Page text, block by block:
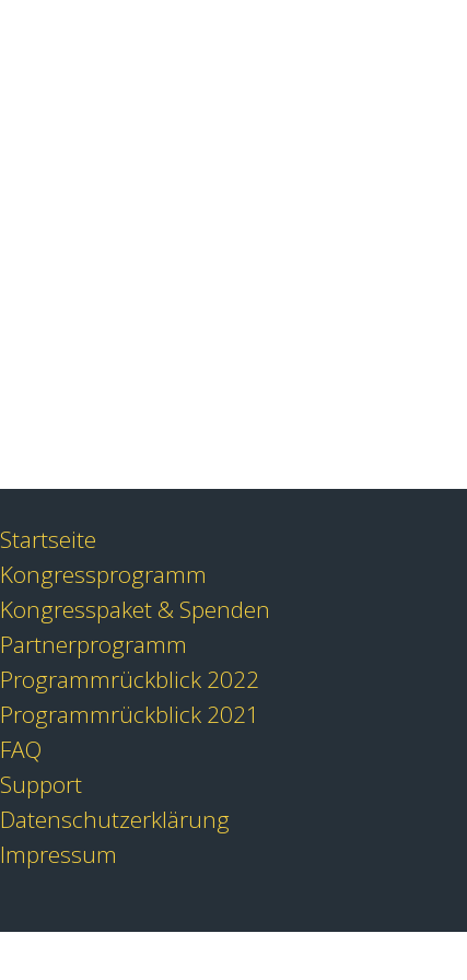
Startseite
Kongressprogramm
Kongresspaket & Spenden
Partnerprogramm
Programmrückblick 2022
Programmrückblick 2021
FAQ
Support
Datenschutzerklärung
Impressum